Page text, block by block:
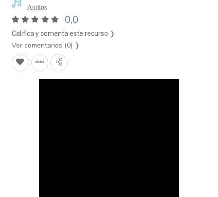
Audios
0,0
Califica y comenta este recurso ❭
Ver comentarios (0) ❭